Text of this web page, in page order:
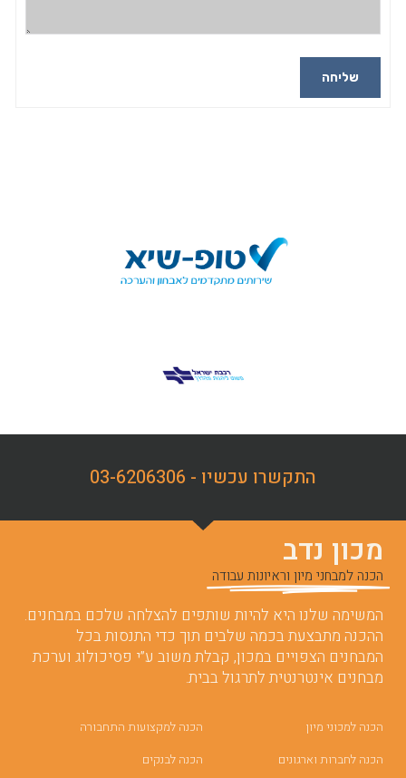
שליחה
התקשרו עכשיו - 03-6206306
מכון נדב
הכנה למבחני מיון וראיונות עבודה
המשימה שלנו היא להיות שותפים להצלחה שלכם במבחנים.
ההכנה מתבצעת בכמה שלבים תוך כדי התנסות בכל
המבחנים הצפויים במכון, קבלת משוב ע”י פסיכולוג וערכת
מבחנים אינטרנטית לתרגול בבית.
הכנה למכוני מיון
הכנה לחברות וארגונים
הכנה למקצועות התחבורה
הכנה לבנקים